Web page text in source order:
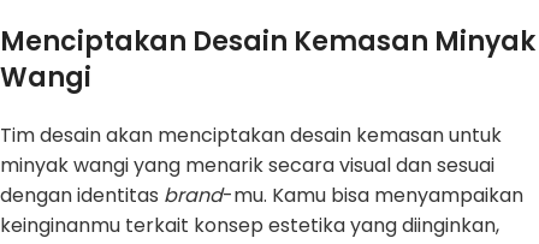
Menciptakan Desain Kemasan Minyak
Wangi
Tim desain akan menciptakan desain kemasan untuk
minyak wangi yang menarik secara visual dan sesuai
dengan identitas brand-mu. Kamu bisa menyampaikan
keinginanmu terkait konsep estetika yang diinginkan,